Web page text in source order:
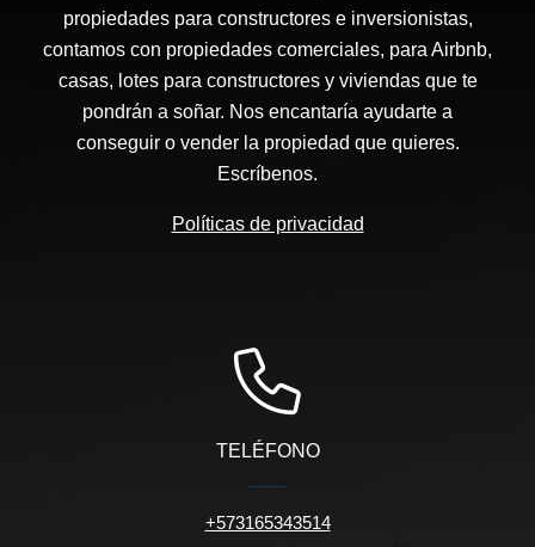
propiedades para constructores e inversionistas,
contamos con propiedades comerciales, para Airbnb,
casas, lotes para constructores y viviendas que te
pondrán a soñar. Nos encantaría ayudarte a
conseguir o vender la propiedad que quieres.
Escríbenos.
Políticas de privacidad
TELÉFONO
+573165343514